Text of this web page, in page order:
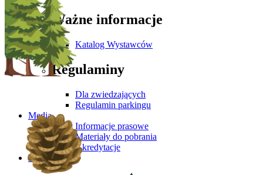
Ważne informacje
Katalog Wystawców
Regulaminy
Dla zwiedzających
Regulamin parkingu
Media
Informacje prasowe
Materiały do pobrania
Akredytacje
Kontakt